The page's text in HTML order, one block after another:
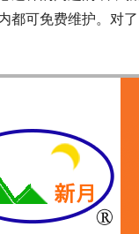
都可免费维护。对